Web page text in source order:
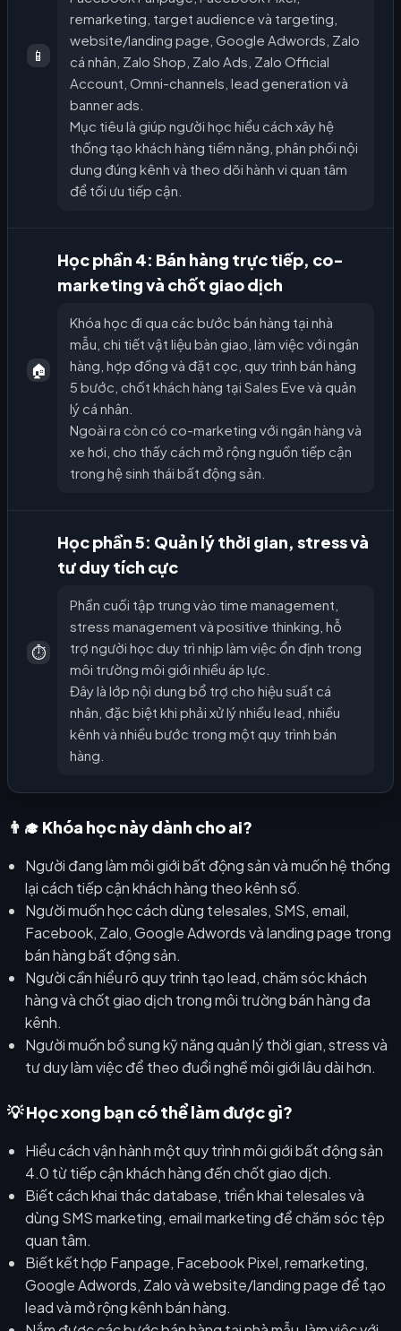
📱
remarketing, target audience và targeting,
website/landing page, Google Adwords, Zalo
cá nhân, Zalo Shop, Zalo Ads, Zalo Official
Account, Omni-channels, lead generation và
banner ads.
Mục tiêu là giúp người học hiểu cách xây hệ
thống tạo khách hàng tiềm năng, phân phối nội
dung đúng kênh và theo dõi hành vi quan tâm
để tối ưu tiếp cận.
🏠
Học phần 4: Bán hàng trực tiếp, co-
marketing và chốt giao dịch
Khóa học đi qua các bước bán hàng tại nhà
mẫu, chi tiết vật liệu bàn giao, làm việc với ngân
hàng, hợp đồng và đặt cọc, quy trình bán hàng
5 bước, chốt khách hàng tại Sales Eve và quản
lý cá nhân.
Ngoài ra còn có co-marketing với ngân hàng và
xe hơi, cho thấy cách mở rộng nguồn tiếp cận
trong hệ sinh thái bất động sản.
⏱️
Học phần 5: Quản lý thời gian, stress và
tư duy tích cực
Phần cuối tập trung vào time management,
stress management và positive thinking, hỗ
trợ người học duy trì nhịp làm việc ổn định trong
môi trường môi giới nhiều áp lực.
Đây là lớp nội dung bổ trợ cho hiệu suất cá
nhân, đặc biệt khi phải xử lý nhiều lead, nhiều
kênh và nhiều bước trong một quy trình bán
hàng.
👨‍🎓 Khóa học này dành cho ai?
Người đang làm môi giới bất động sản và muốn hệ thống
lại cách tiếp cận khách hàng theo kênh số.
Người muốn học cách dùng telesales, SMS, email,
Facebook, Zalo, Google Adwords và landing page trong
bán hàng bất động sản.
Người cần hiểu rõ quy trình tạo lead, chăm sóc khách
hàng và chốt giao dịch trong môi trường bán hàng đa
kênh.
Người muốn bổ sung kỹ năng quản lý thời gian, stress và
tư duy làm việc để theo đuổi nghề môi giới lâu dài hơn.
💡 Học xong bạn có thể làm được gì?
Hiểu cách vận hành một quy trình môi giới bất động sản
4.0 từ tiếp cận khách hàng đến chốt giao dịch.
Biết cách khai thác database, triển khai telesales và
dùng SMS marketing, email marketing để chăm sóc tệp
quan tâm.
Biết kết hợp Fanpage, Facebook Pixel, remarketing,
Google Adwords, Zalo và website/landing page để tạo
lead và mở rộng kênh bán hàng.